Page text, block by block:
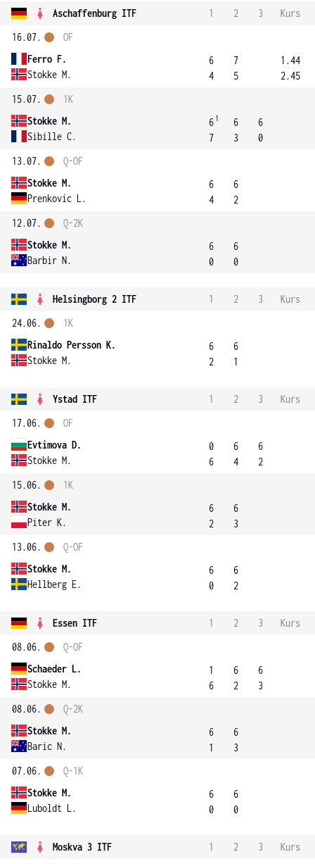
Aschaffenburg ITF 1 2 3
Kurs
16.07.
Ferro F.
Stokke M.
OF
6
4
7
5
1.44
2.45
15.07.
Stokke M.
Sibille C.
1K
6 1
7
6
3
6
0
13.07.
Stokke M.
Prenkovic L.
Q-OF
6
4
6
2
12.07.
Stokke M.
Barbir N.
Q-2K
6
0
6
0
Helsingborg 2 ITF 1 2 3
Kurs
24.06.
Rinaldo Persson K.
Stokke M.
1K
6
2
6
1
Ystad ITF 1 2 3
Kurs
17.06.
Evtimova D.
Stokke M.
OF
0
6
6
4
6
2
15.06.
Stokke M.
Piter K.
1K
6
2
6
3
13.06.
Stokke M.
Hellberg E.
Q-OF
6
0
6
2
Essen ITF 1 2 3
Kurs
08.06.
Schaeder L.
Stokke M.
Q-OF
1
6
6
2
6
3
08.06.
Stokke M.
Baric N.
Q-2K
6
1
6
3
07.06.
Stokke M.
Luboldt L.
Q-1K
6
0
6
0
Moskva 3 ITF 1 2 3
Kurs